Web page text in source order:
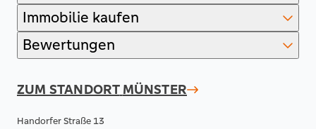
Immobilie kaufen
Bewertungen
ZUM STANDORT MÜNSTER
Handorfer Straße 13